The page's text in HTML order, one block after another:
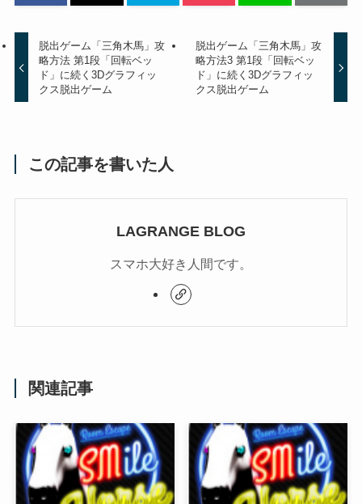
脱出ゲーム「三角木馬」攻
略方法 第1段「回転ベッ
ド」に続く3Dグラフィッ
クス脱出ゲーム
脱出ゲーム「三角木馬」攻
略方法3 第1段「回転ベッ
ド」に続く3Dグラフィッ
クス脱出ゲーム
この記事を書いた人
LAGRANGE BLOG
スマホ大好き人間です。
関連記事